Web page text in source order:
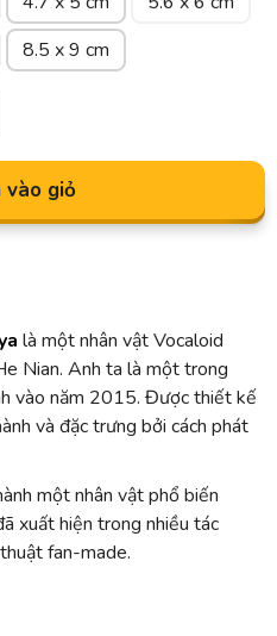
8.5 x 9 cm
vào giỏ
là một nhân vật Vocaloid
Nian. Anh ta là một trong
vào năm 2015. Được thiết kế
và đặc trưng bởi cách phát
một nhân vật phổ biến
xuất hiện trong nhiều tác
fan-made.